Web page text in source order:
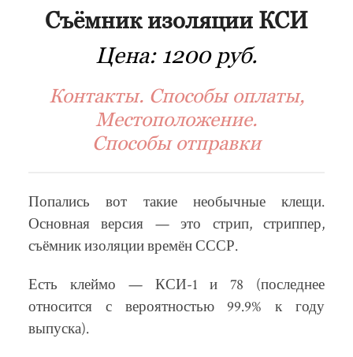
Съёмник изоляции КСИ
Цена: 1200 руб.
Контакты. Способы оплаты,
Местоположение.
Способы отправки
Попались вот такие необычные клещи.
Основная версия — это стрип, стриппер,
съёмник изоляции времён СССР.
Есть клеймо — КСИ-1 и 78 (последнее
относится с вероятностью 99.9% к году
выпуска).